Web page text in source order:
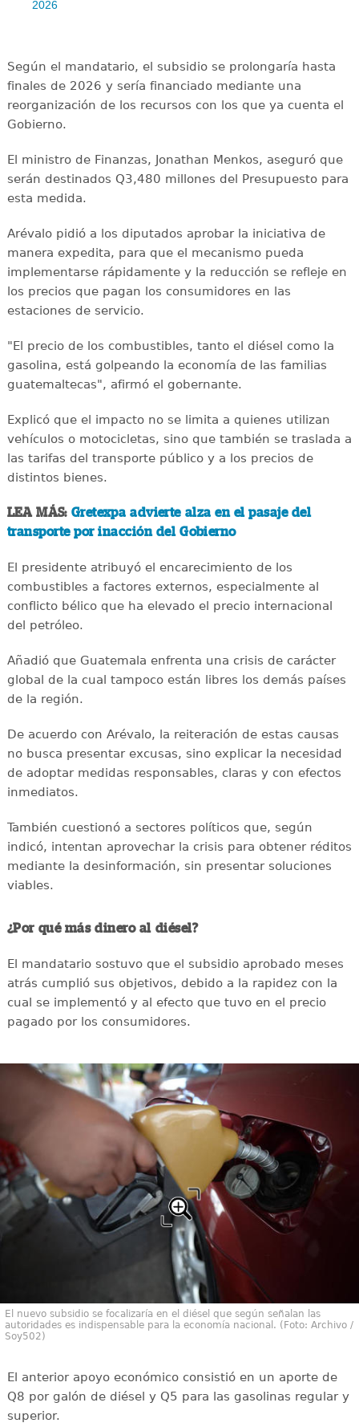
2026
Según el mandatario, el subsidio se prolongaría hasta
finales de 2026 y sería financiado mediante una
reorganización de los recursos con los que ya cuenta el
Gobierno.
El ministro de Finanzas, Jonathan Menkos, aseguró que
serán destinados Q3,480 millones del Presupuesto para
esta medida.
Arévalo pidió a los diputados aprobar la iniciativa de
manera expedita, para que el mecanismo pueda
implementarse rápidamente y la reducción se refleje en
los precios que pagan los consumidores en las
estaciones de servicio.
"El precio de los combustibles, tanto el diésel como la
gasolina, está golpeando la economía de las familias
guatemaltecas", afirmó el gobernante.
Explicó que el impacto no se limita a quienes utilizan
vehículos o motocicletas, sino que también se traslada a
las tarifas del transporte público y a los precios de
distintos bienes.
LEA MÁS:Gretexpa advierte alza en el pasaje del
transporte por inacción del Gobierno
El presidente atribuyó el encarecimiento de los
combustibles a factores externos, especialmente al
conflicto bélico que ha elevado el precio internacional
del petróleo.
Añadió que Guatemala enfrenta una crisis de carácter
global de la cual tampoco están libres los demás países
de la región.
De acuerdo con Arévalo, la reiteración de estas causas
no busca presentar excusas, sino explicar la necesidad
de adoptar medidas responsables, claras y con efectos
inmediatos.
También cuestionó a sectores políticos que, según
indicó, intentan aprovechar la crisis para obtener réditos
mediante la desinformación, sin presentar soluciones
viables.
¿Por qué más dinero al diésel?
El mandatario sostuvo que el subsidio aprobado meses
atrás cumplió sus objetivos, debido a la rapidez con la
cual se implementó y al efecto que tuvo en el precio
pagado por los consumidores.
El nuevo subsidio se focalizaría en el diésel que según señalan las
autoridades es indispensable para la economía nacional. (Foto: Archivo /
Soy502)
El anterior apoyo económico consistió en un aporte de
Q8 por galón de diésel y Q5 para las gasolinas regular y
superior.